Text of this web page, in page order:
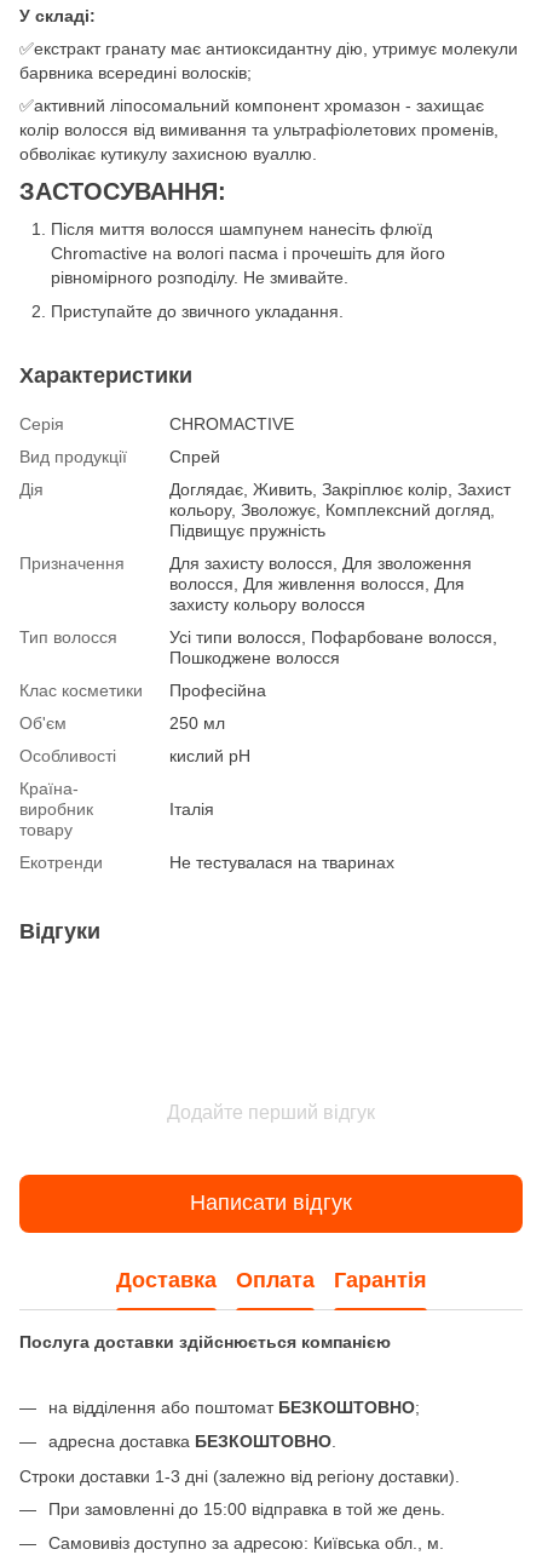
У складі:
✅екстракт гранату має антиоксидантну дію, утримує молекули
барвника всередині волосків;
✅активний ліпосомальний компонент хромазон - захищає
колір волосся від вимивання та ультрафіолетових променів,
обволікає кутикулу захисною вуаллю.
ЗАСТОСУВАННЯ:
Після миття волосся шампунем нанесіть флюїд
Chromactive на вологі пасма і прочешіть для його
рівномірного розподілу. Не змивайте.
Приступайте до звичного укладання.
Характеристики
Серія
CHROMACTIVE
Вид продукції
Спрей
Дія
Доглядає, Живить, Закріплює колір, Захист
кольору, Зволожує, Комплексний догляд,
Підвищує пружність
Призначення
Для захисту волосся, Для зволоження
волосся, Для живлення волосся, Для
захисту кольору волосся
Тип волосся
Усі типи волосся, Пофарбоване волосся,
Пошкоджене волосся
Клас косметики
Професійна
Об'єм
250 мл
Особливості
кислий рН
Країна-
виробник
товару
Італія
Екотренди Не тестувалася на тваринах
Відгуки
Додайте перший відгук
Написати відгук
Доставка Оплата Гарантія
Послуга доставки здійснюється компанією
на відділення або поштомат БЕЗКОШТОВНО;
адресна доставка БЕЗКОШТОВНО.
Строки доставки 1-3 дні (залежно від регіону доставки).
При замовленні до 15:00 відправка в той же день.
Самовивіз доступно за адресою: Київська обл., м.